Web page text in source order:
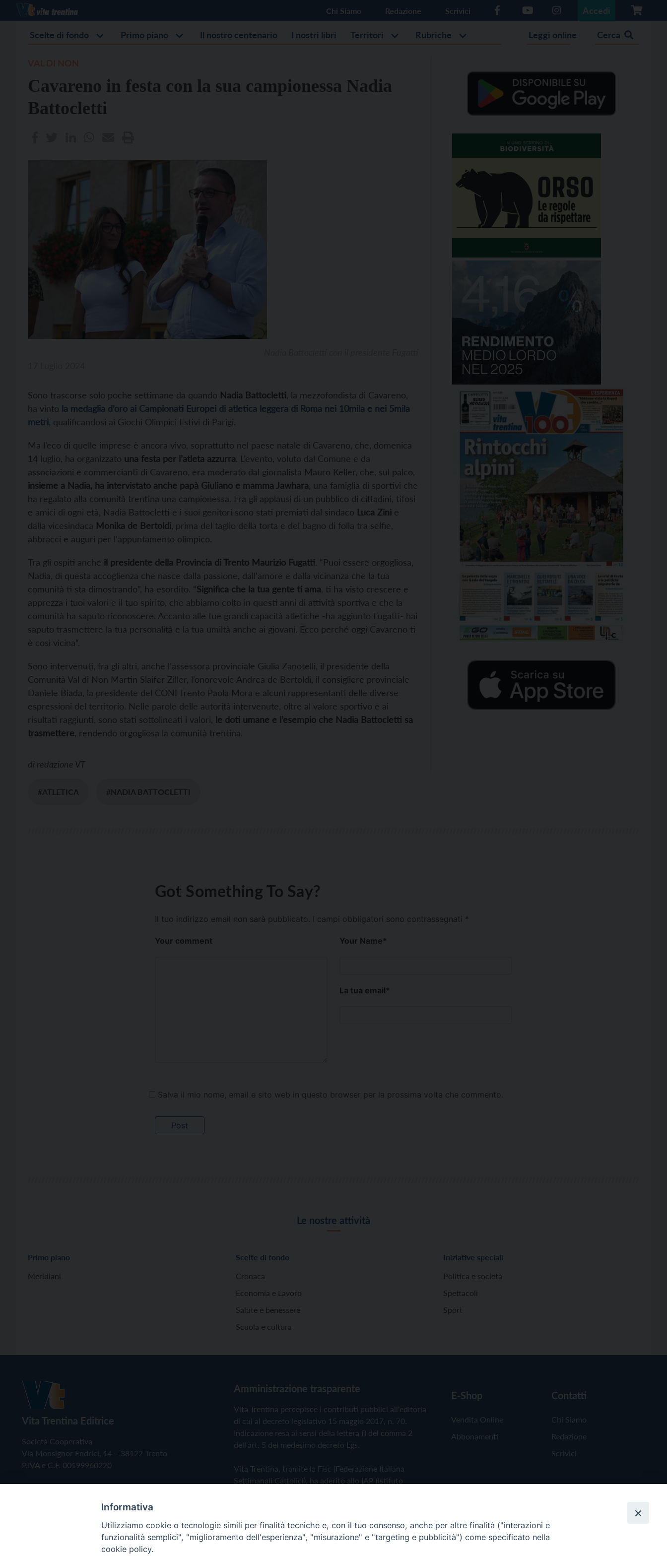
Chi Siamo Redazione Scrivici Accedi
Scelte di fondo Primo piano Il nostro centenario I nostri libri Territori Rubriche Leggi online Cerca
Cavareno in festa con la sua campionessa Nadia
Battocletti
Sono trascorse solo poche settimane da quando Nadia Battocletti , la mezzofondista di Cavareno,
ha vinto la medaglia d’oro ai Campionati Europei di atletica leggera di Roma nei 10mila e nei 5mila
metri , qualificandosi ai Giochi Olimpici Estivi di Parigi.
Ma l’eco di quelle imprese è ancora vivo, soprattutto nel paese natale di Cavareno, che, domenica
14 luglio, ha organizzato una festa per l’atleta azzurra. L’evento, voluto dal Comune e da
associazioni e commercianti di Cavareno, era moderato dal giornalista Mauro Keller, che, sul palco,
insieme a Nadia, ha intervistato anche papà Giuliano e mamma Jawhara , una famiglia di sportivi che
ha regalato alla comunità trentina una campionessa. Fra gli applausi di un pubblico di cittadini, tifosi
e amici di ogni età, Nadia Battocletti e i suoi genitori sono stati premiati dal sindaco Luca Zini e
dalla vicesindaca Monika de Bertoldi , prima del taglio della torta e del bagno di folla tra selfie,
abbracci e auguri per l’appuntamento olimpico.
Tra gli ospiti anche il presidente della Provincia di Trento Maurizio Fugatti. “Puoi essere orgogliosa,
Nadia, di questa accoglienza che nasce dalla passione, dall’amore e dalla vicinanza che la tua
comunità ti sta dimostrando”, ha esordito. “Significa che la tua gente ti ama , ti ha visto crescere e
apprezza i tuoi valori e il tuo spirito, che abbiamo colto in questi anni di attività sportiva e che la
comunità ha saputo riconoscere. Accanto alle tue grandi capacità atletiche -ha aggiunto Fugatti- hai
saputo trasmettere la tua personalità e la tua umiltà anche ai giovani. Ecco perché oggi Cavareno ti
è così vicina”.
Sono intervenuti, fra gli altri, anche l’assessora provinciale Giulia Zanotelli, il presidente della
Comunità Val di Non Martin Slaifer Ziller, l’onorevole Andrea de Bertoldi, il consigliere provinciale
Daniele Biada, la presidente del CONI Trento Paola Mora e alcuni rappresentanti delle diverse
espressioni del territorio. Nelle parole delle autorità intervenute, oltre al valore sportivo e ai
risultati raggiunti, sono stati sottolineati i valori, le doti umane e l’esempio che Nadia Battocletti sa
trasmettere , rendendo orgogliosa la comunità trentina.
di redazione VT
#ATLETICA #NADIA BATTOCLETTI
Got Something To Say?
Il tuo indirizzo email non sarà pubblicato. I campi obbligatori sono contrassegnati *
Your comment Your Name*
La tua email*
Salva il mio nome, email e sito web in questo browser per la prossima volta che commento.
Le nostre attività
Primo piano
Meridiani
Scelte di fondo
Cronaca
Economia e Lavoro
Salute e benessere
Scuola e cultura
Iniziative speciali
Politica e società
Spettacoli
Sport
Vita Trentina Editrice
Società Cooperativa
Via Monsignor Endrici, 14 – 38122 Trento
P.IVA e C.F. 00199960220
Amministrazione trasparente
Vita Trentina percepisce i contributi pubblici all'editoria
di cui al decreto legislativo 15 maggio 2017, n. 70.
Indicazione resa ai sensi della lettera f) del comma 2
dell'art. 5 del medesimo decreto Lgs.
Vita Trentina, tramite la Fisc (Federazione Italiana
Settimanali Cattolici), ha aderito allo IAP (Istituto
Privacy Policy Cookie Policy
E-Shop
Vendita Online
Abbonamenti
Contatti
Chi Siamo
Redazione
Scrivici
Informativa
Utilizziamo cookie o tecnologie simili per finalità tecniche e, con il tuo consenso, anche per altre finalità ("interazioni e
funzionalità semplici", "miglioramento dell'esperienza", "misurazione" e "targeting e pubblicità") come specificato nella
cookie policy.